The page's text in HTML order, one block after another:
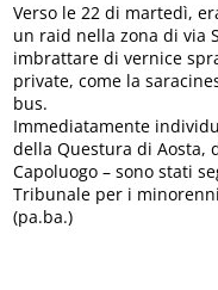
Verso le 22 di martedì,
un raid nella zona di via
imbrattare di vernice
private, come la
bus.
Immediatamente
della Questura di Aosta,
Capoluogo – sono stati
Tribunale per i
(pa.ba.)